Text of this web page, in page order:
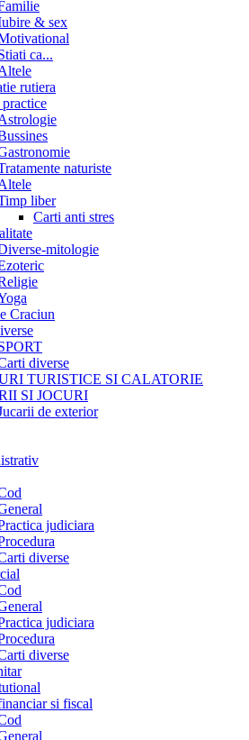
& sex
ca...
rutiera
naturiste
liber
Carti anti stres
mitologie
Craciun
diverse
TURISTICE SI CALATORIE
SI JOCURI
de exterior
judiciara
diverse
judiciara
diverse
si fiscal